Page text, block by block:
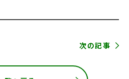
次の記事